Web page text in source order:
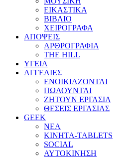
ΕΙΚΑΣΤΙΚΑ
ΒΙΒΛΙΟ
ΧΕΙΡΟΓΡΑΦΑ
ΑΠΟΨΕΙΣ
ΑΡΘΡΟΓΡΑΦΙΑ
THE HILL
ΥΓΕΙΑ
ΑΓΓΕΛΙΕΣ
ΕΝΟΙΚΙΑΖΟΝΤΑΙ
ΠΩΛΟΥΝΤΑΙ
ΖΗΤΟΥΝ ΕΡΓΑΣΙΑ
ΘΕΣΕΙΣ ΕΡΓΑΣΙΑΣ
GEEK
ΝΕΑ
ΚΙΝΗΤΑ-TABLETS
SOCIAL
ΑΥΤΟΚΙΝΗΣΗ